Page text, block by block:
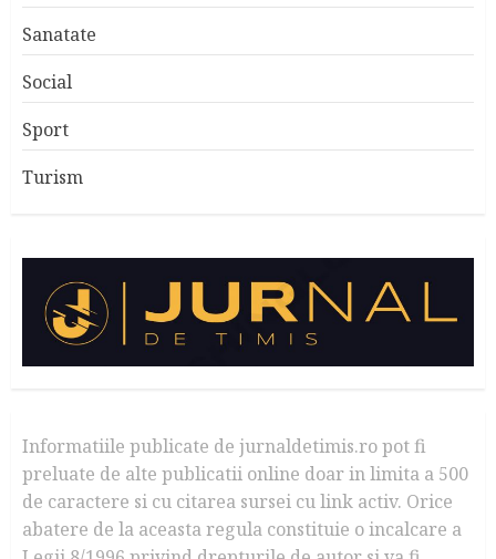
Sanatate
Social
Sport
Turism
Informatiile publicate de jurnaldetimis.ro pot fi
preluate de alte publicatii online doar in limita a 500
de caractere si cu citarea sursei cu link activ. Orice
abatere de la aceasta regula constituie o incalcare a